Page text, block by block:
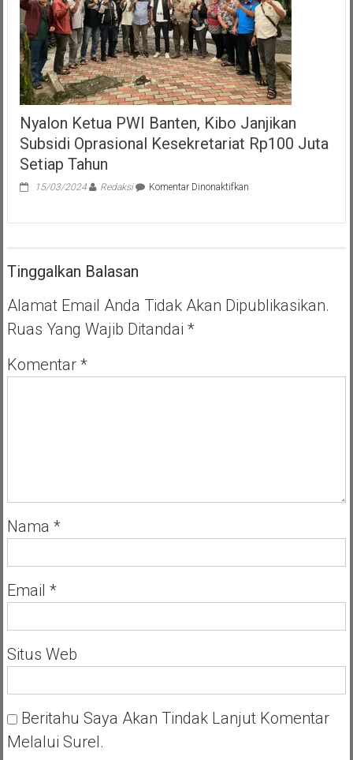
Nyalon Ketua PWI Banten, Kibo Janjikan
Subsidi Oprasional Kesekretariat Rp100 Juta
Setiap Tahun
15/03/2024 Redaksi Komentar Dinonaktifkanpada
Oprasional
Kesekretariat
Tinggalkan Balasan
Alamat Email Anda Tidak Akan Dipublikasikan.
Ruas Yang Wajib Ditandai *
Komentar *
Nama *
Email *
Situs Web
Beritahu Saya Akan Tindak Lanjut Komentar
Melalui Surel.